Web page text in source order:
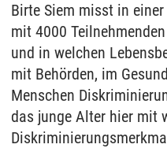
Birte Siem misst in
mit 4000
und in welchen
mit Behörden, im
Menschen
das junge Alter hier mit